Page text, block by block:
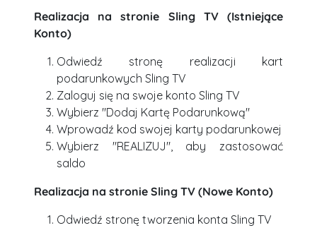
Realizacja na stronie Sling TV (Istniejące
Konto)
Odwiedź stronę realizacji kart
podarunkowych Sling TV
Zaloguj się na swoje konto Sling TV
Wybierz "Dodaj Kartę Podarunkową"
Wprowadź kod swojej karty podarunkowej
Wybierz "REALIZUJ", aby zastosować
saldo
Realizacja na stronie Sling TV (Nowe Konto)
Odwiedź stronę tworzenia konta Sling TV